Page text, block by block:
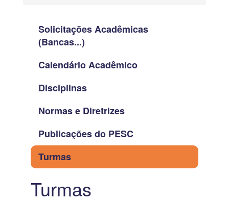
Solicitações Acadêmicas
(Bancas...)
Calendário Acadêmico
Disciplinas
Normas e Diretrizes
Publicações do PESC
Turmas
Turmas